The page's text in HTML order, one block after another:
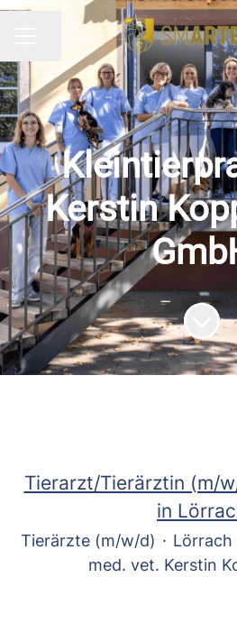
KARRIEREMENÜ
Seite teilen
Kerstin
Zum
Tierarzt/Tierärztin (m/
in
Tierärzte (m/w/d) · Lörrach
med. vet. Kerstin